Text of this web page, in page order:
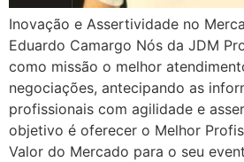
Inovação e Assertividade no
Eduardo Camargo Nós da JDM
como missão o melhor
negociações, antecipando as
profissionais com agilidade e
objetivo é oferecer o Melhor
Valor do Mercado para o seu